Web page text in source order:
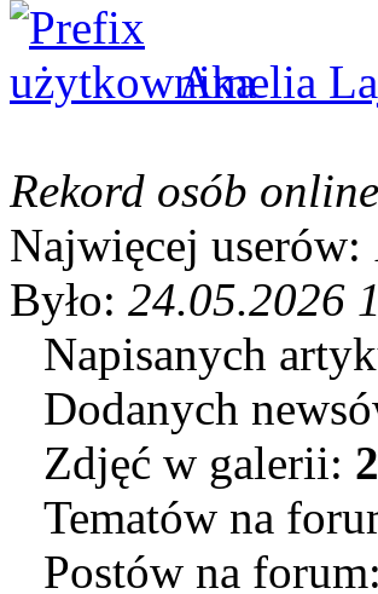
Amelia
Rekord osób
Najwięcej userów:
Było: 24.05.2026
Napisanych
Dodanych
Zdjęć w galerii:
Tematów na
Postów na forum: